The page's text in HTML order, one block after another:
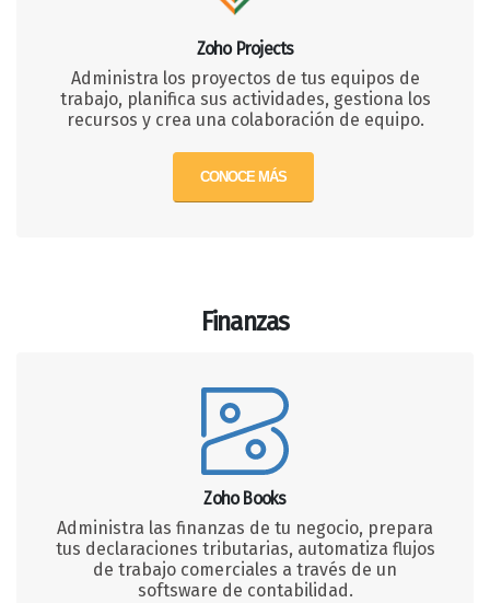
Zoho Projects
Administra los proyectos de tus equipos de
trabajo, planifica sus actividades, gestiona los
recursos y crea una colaboración de equipo.
CONOCE MÁS
Finanzas
Zoho Books
Administra las finanzas de tu negocio, prepara
tus declaraciones tributarias, automatiza flujos
de trabajo comerciales a través de un
softsware de contabilidad.